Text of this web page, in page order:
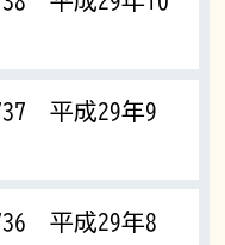
平成29年9
平成29年8